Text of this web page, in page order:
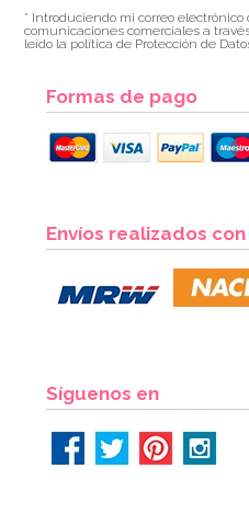
* Introduciendo mi correo
comunicaciones comerciales a
leído la política de Protección de
Formas de pago
Envíos realizados con
Síguenos en